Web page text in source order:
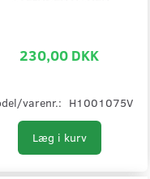
230,00 DKK
varenr.: H1001075V
Læg i kurv